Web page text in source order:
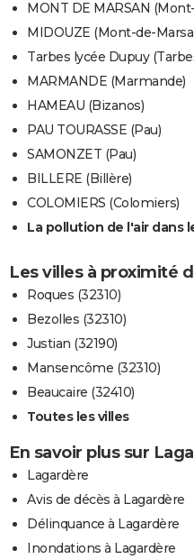
MONT DE MARSAN
MIDOUZE (Mont-de-
Tarbes lycée Dupuy
MARMANDE (Marmande)
HAMEAU (Bizanos)
PAU TOURASSE (Pau)
SAMONZET (Pau)
BILLERE (Billère)
COLOMIERS (Colomiers)
La pollution de l'air dans
Les villes à proximité
Roques (32310)
Bezolles (32310)
Justian (32190)
Mansencôme (32310)
Beaucaire (32410)
Toutes les villes
En savoir plus sur
Lagardère
Avis de décès à Lagardère
Délinquance à Lagardère
Inondations à Lagardère